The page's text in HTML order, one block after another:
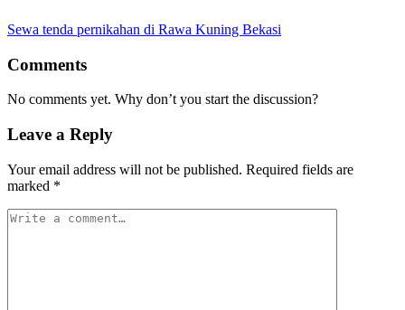
Sewa tenda pernikahan di Rawa Kuning Bekasi
Comments
No comments yet. Why don’t you start the discussion?
Leave a Reply
Your email address will not be published. Required fields are
marked *